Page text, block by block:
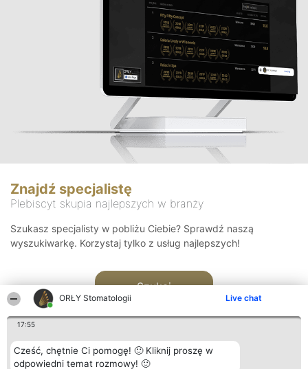
ORŁY Stomatologii Live chat
17:55
Cześć, chętnie Ci pomogę! 🙂 Kliknij proszę w
odpowiedni temat rozmowy! 🙂
Znajdź specjalistę
Plebiscyt skupia najlepszych w branży
Szukasz specjalisty w pobliżu Ciebie? Sprawdź naszą
wyszukiwarkę. Korzystaj tylko z usług najlepszych!
Szukaj